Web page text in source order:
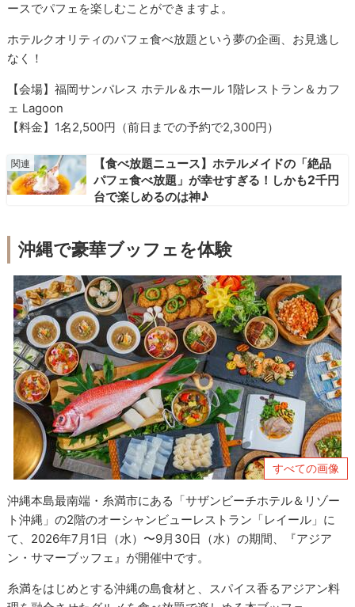
ースでパフェを楽しむことができますよ。
ホテルクオリティのパフェ食べ放題という夢の企画、お見逃し
なく！
【会場】福岡サンパレス ホテル＆ホール 1階レストラン＆カフ
ェ Lagoon
【料金】1名2,500円（前日までの予約で2,300円）
【食べ放題ニュース】ホテルメイドの「絶品
パフェ食べ放題」が幸せすぎる！しかも2千円
台で楽しめるのは神♪
沖縄で豪華ブッフェを体験
すべての画像
沖縄本島最南端・糸満市にある「サザンビーチホテル＆リゾー
ト沖縄」の2階のオーシャンビューレストラン「レイール」に
て、2026年7月1日（水）〜9月30日（水）の期間、『アジア
ン・サマーブッフェ』が開催中です。
糸満をはじめとする沖縄の島食材と、スパイス香るアジアン料